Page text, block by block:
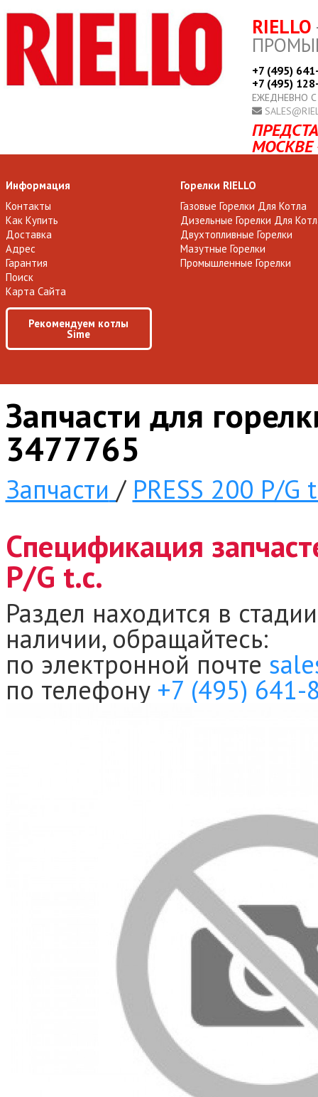
RIELLO
+7 (495)
+7 (495)
ЕЖЕДНЕВНО
МОСКВЕ
Информация
Контакты
Как Купить
Доставка
Адрес
Гарантия
Поиск
Карта Сайта
Рекомендуем котлы
Sime
Горелки RIELLO
Газовые Горелки Для Котла
Дизельные Горелки Для
Двухтопливные Горелки
Мазутные Горелки
Промышленные Горелки
Запчасти для
3477765
Запчасти / PRESS 200 P/G
Спецификация
P/G t.c.
Раздел находится в
наличии, обращайтесь:
по электронной почте
по телефону +7 (495) 641-